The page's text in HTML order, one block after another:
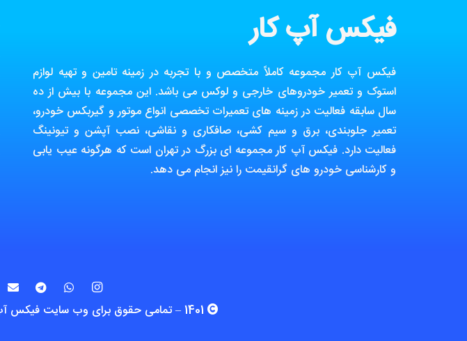
فیکس آپ کار
فیکس آپ کار مجموعه کاملاً متخصص و با تجربه در زمینه تامین و تهیه لوازم
استوک و تعمیر خودروهای خارجی و لوکس می باشد. این مجموعه با بیش از ده
سال سابقه فعالیت در زمینه های تعمیرات تخصصی انواع موتور و گیربکس خودرو،
تعمیر جلوبندی، برق و سیم کشی، صافکاری و نقاشی، نصب آپشن و تیونینگ
فعالیت دارد. فیکس آپ کار مجموعه ای بزرگ در تهران است که هرگونه عیب یابی
و کارشناسی خودرو های گرانقیمت را نیز انجام می دهد.